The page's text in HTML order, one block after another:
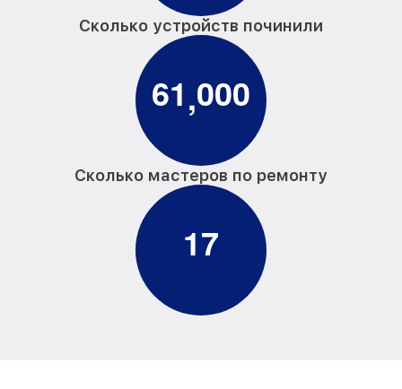
Сколько устройств починили
61,000
Сколько мастеров по ремонту
17